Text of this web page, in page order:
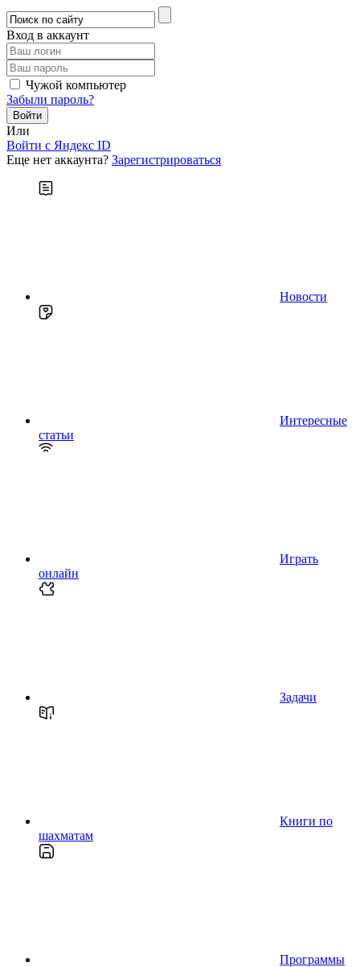
Вход в аккаунт
Чужой компьютер
Забыли пароль?
Или
Войти c Яндекс ID
Еще нет аккаунта? Зарегистрироваться
Новости
Интересные
статьи
Играть
онлайн
Задачи
Книги по
шахматам
Программы